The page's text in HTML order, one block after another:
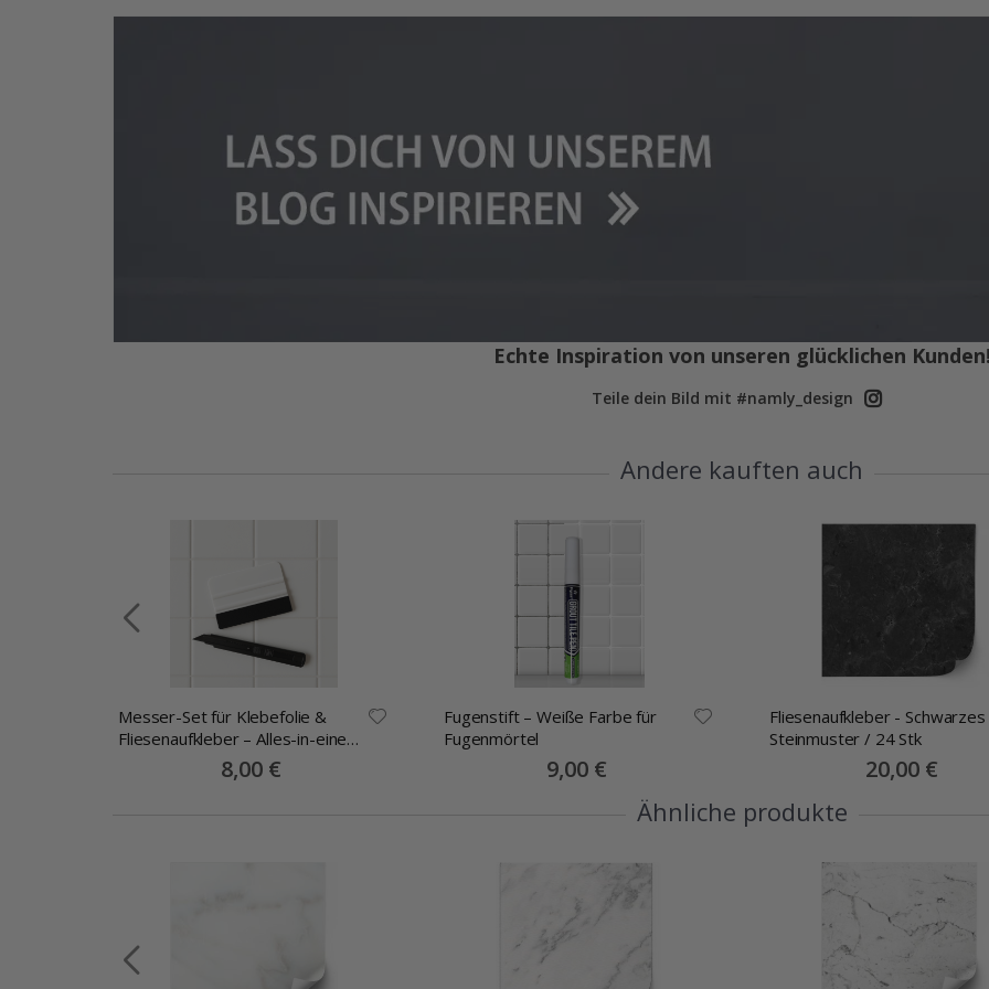
Echte Inspiration von unseren glücklichen
Teile dein Bild mit #namly_design
Andere kauften auch
Messer-Set für Klebefolie &
Fliesenaufkleber – Alles-in-einem
Special
Price
8,00 €
Fugenstift – Weiße Farbe für
Fugenmörtel
Special
Price
9,00 €
Fliesenaufkleber - Schwarzes
Steinmuster / 24 Stk
Special
Price
20,00 €
Ähnliche produkte